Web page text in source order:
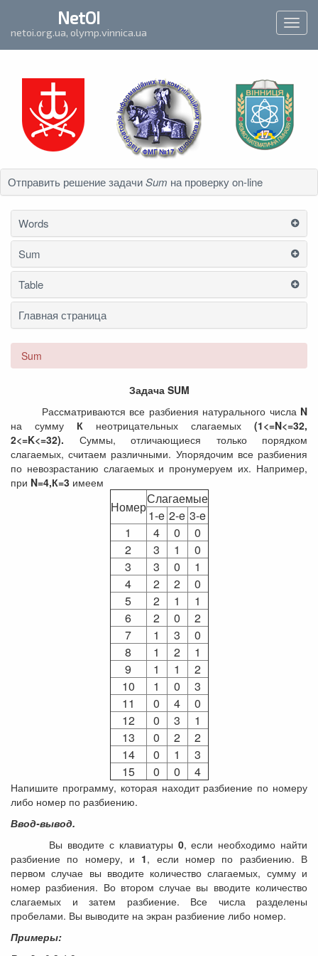
NetOI
netoi.org.ua, olymp.vinnica.ua
Отправить решение задачиSum на проверку on-line
Words
Sum
Table
Главная страница
Sum
Задача SUM
Рассматриваются все разбиения натурального числа N
на сумму К неотрицательных слагаемых (1<=N<=32,
2<=K<=32). Суммы, отличающиеся только порядком
слагаемых, считаем различными. Упорядочим все разбиения
по невозрастанию слагаемых и пронумеруем их. Например,
при N=4,К=3 имеем
Номер
Слагаемые
1-e 2-e 3-e
1
4 0
0
2
3 1
0
3
3 0
1
4
2 2
0
5
2 1
1
6
2 0
2
7
1 3
0
8
1 2
1
9
1 1
2
10
1 0
3
11
0 4
0
12
0 3
1
13
0 2
2
14
0 1
3
15
0 0 4
Напишите программу, которая находит разбиение по номеру
либо номер по разбиению.
Ввод-вывод.
Вы вводите с клавиатуры 0, если необходимо найти
разбиение по номеру, и 1, если номер по разбиению. В
первом случае вы вводите количество слагаемых, сумму и
номер разбиения. Во втором случае вы вводите количество
слагаемых и затем разбиение. Все числа разделены
пробелами. Вы выводите на экран разбиение либо номер.
Примеры: